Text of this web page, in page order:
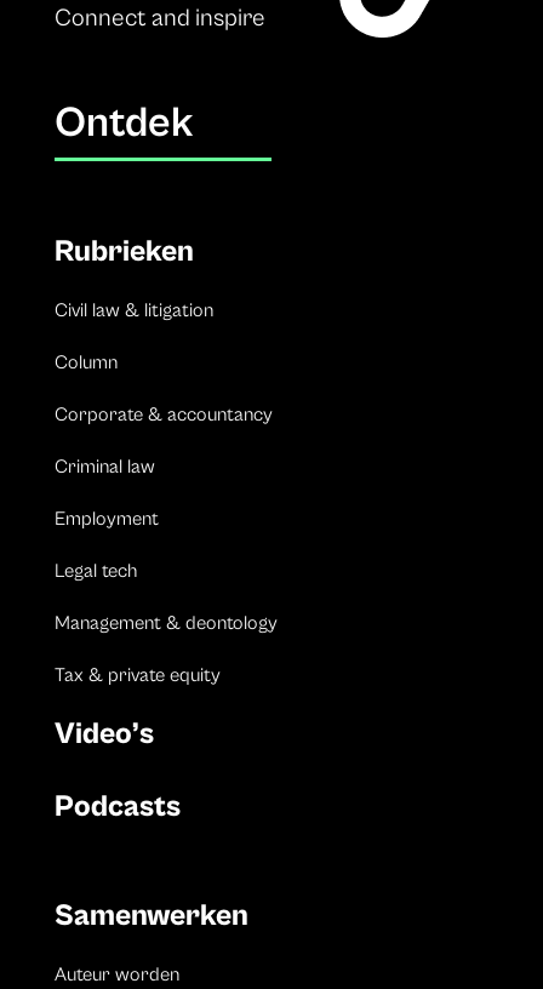
Connect and inspire
Ontdek
Rubrieken
Civil law & litigation
Column
Corporate & accountancy
Criminal law
Employment
Legal tech
Management & deontology
Tax & private equity
Video’s
Podcasts
Samenwerken
Auteur worden